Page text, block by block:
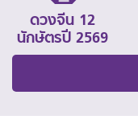
ดวงจีน 12
นักษัตรปี 2569